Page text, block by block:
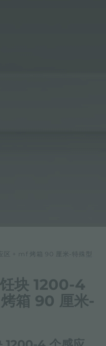
区 + mf 烤箱 90 厘米-特殊型
块 1200-4
箱 90 厘米-